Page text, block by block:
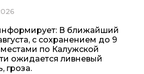
В ближайший
с сохранением до 9
местами по Калужской
ожидается ливневый
гроза.